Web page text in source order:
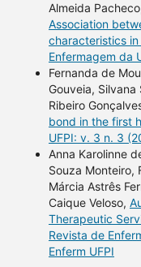
Almeida
Association
characteristics
Enfermagem da
Fernanda de
Gouveia,
Ribeiro
bond in the first
UFPI: v. 3 n. 3
Anna Karolinne
Souza Monteiro,
Márcia Astrês
Caique Veloso,
Therapeutic
Revista de
Enferm UFPI